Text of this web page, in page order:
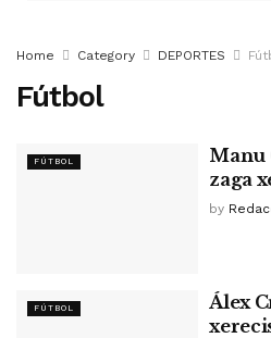
Home Category DEPORTES
Fútbol
FÚTBOL
Manu
zaga
by
FÚTBOL
Álex